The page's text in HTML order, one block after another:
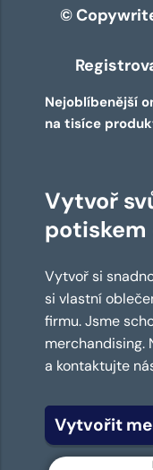
©
Nejoblíbenější
na tisíce
Vytvoř
potiskem
Vytvoř si
si vlastní
firmu. Jsme
merchandising.
a kontaktujte
Vytvořit